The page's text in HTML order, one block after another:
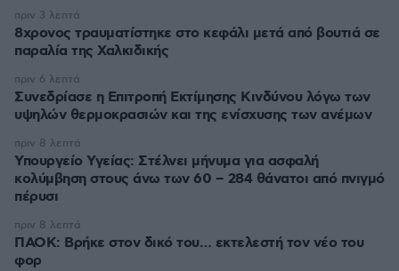
8χρονος τραυματίστηκε στο κεφάλι μετά από βουτιά σε
παραλία της Χαλκιδικής
πριν 3 λεπτά
Συνεδρίασε η Επιτροπή Εκτίμησης Κινδύνου λόγω των
υψηλών θερμοκρασιών και της ενίσχυσης των ανέμων
πριν 6 λεπτά
Υπουργείο Υγείας: Στέλνει μήνυμα για ασφαλή
κολύμβηση στους άνω των 60 – 284 θάνατοι από πνιγμό
πέρυσι
πριν 8 λεπτά
ΠΑΟΚ: Βρήκε στον δικό του… εκτελεστή τον νέο του
φορ
πριν 8 λεπτά